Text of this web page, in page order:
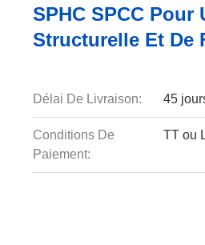
SPHC SPCC
Structurelle Et De
Délai De Livraison: 45
Conditions De
Paiement:
TT ou